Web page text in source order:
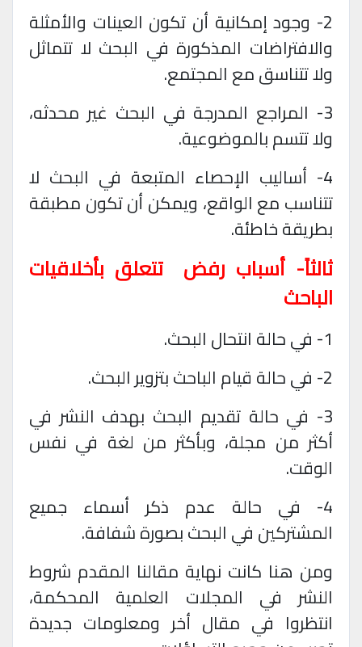
2- وجود إمكانية أن تكون العينات والأمثلة
والافتراضات المذكورة في البحث لا تتماثل
ولا تتناسق مع المجتمع.
3- المراجع المدرجة في البحث غير محدثه،
ولا تتسم بالموضوعية.
4- أساليب الإحصاء المتبعة في البحث لا
تتناسب مع الواقع، ويمكن أن تكون مطبقة
بطريقة خاطئة.
ثالثاً- أسباب رفض تتعلق بأخلاقيات
الباحث
1- في حالة انتحال البحث
.
2- في حالة قيام الباحث بتزوير البحث
.
3- في حالة تقديم البحث بهدف النشر في
أكثر من مجلة، وبأكثر من لغة في نفس
الوقت.
4- في حالة عدم ذكر أسماء جميع
المشتركين في البحث بصورة شفافة.
ومن هنا كانت نهاية مقالنا المقدم شروط
النشر في المجلات العلمية المحكمة،
انتظروا في مقال أخر ومعلومات جديدة